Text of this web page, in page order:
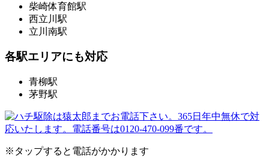
柴崎体育館駅
西立川駅
立川南駅
各駅エリアにも対応
青柳駅
茅野駅
※タップすると電話がかかります